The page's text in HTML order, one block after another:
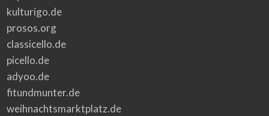
kulturigo.de
prosos.org
classicello.de
picello.de
adyoo.de
fitundmunter.de
weihnachtsmarktplatz.de